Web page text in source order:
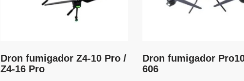
Dron fumigador Z4-10 Pro /
Z4-16 Pro
Dron fumigador
606